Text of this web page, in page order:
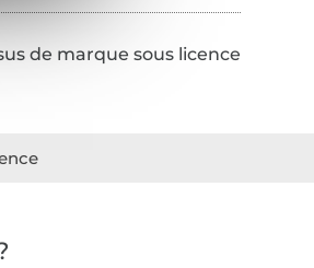
de marque sous licence